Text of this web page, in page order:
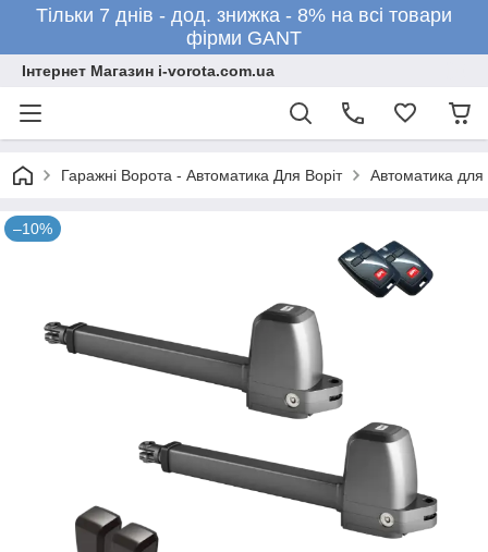
Тільки 7 днів - дод. знижка - 8% на всі товари
фірми GANT
Інтернет Магазин i-vorota.com.ua
Гаражні Ворота - Автоматика Для Воріт Автоматика для
–10%